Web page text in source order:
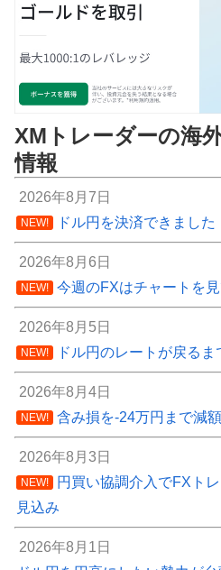
XMトレーダーの海
情報
2026年8月7日
NEW! ドル円を決済できました
2026年8月6日
NEW! 今週のFXはチャートを
2026年8月5日
NEW! ドル円のレートが戻るま
2026年8月4日
NEW! 含み損を-24万円まで減
2026年8月3日
NEW!
円買い協調介入でFXト
見込み
2026年8月1日